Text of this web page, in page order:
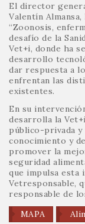
El director
Valentín
“Zoonosis,
desafío de la
Vet+i, donde ha
desarrollo
dar respuesta a
enfrentan las
existentes.
En su
desarrolla la
público-privada
conocimiento y
promover la
seguridad
que impulsa
Vetresponsable,
responsable de
MAPA